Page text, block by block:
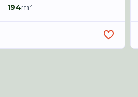
194m²